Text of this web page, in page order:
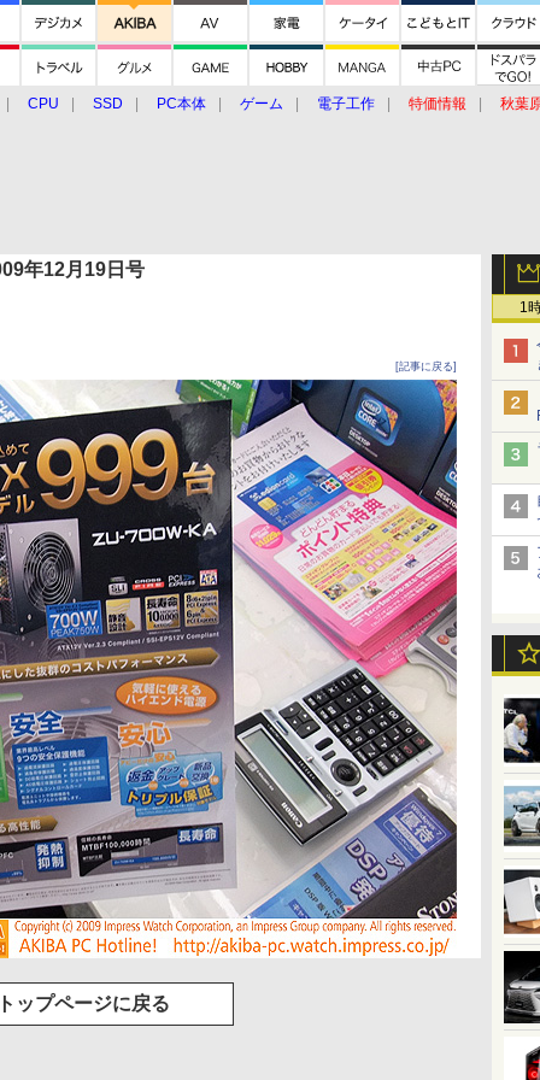
CPU SSD PC本体 ゲーム 電子工作 特価情報
秋葉
1
年12月19日号
[記事に戻る]
ップページに戻る